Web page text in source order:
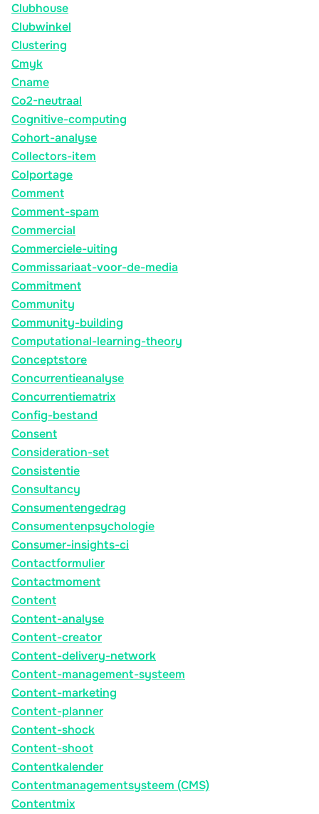
Clubhouse
Clubwinkel
Clustering
Cmyk
Cname
Co2-neutraal
Cognitive-computing
Cohort-analyse
Collectors-item
Colportage
Comment
Comment-spam
Commercial
Commerciele-uiting
Commissariaat-voor-de-media
Commitment
Community
Community-building
Computational-learning-theory
Conceptstore
Concurrentieanalyse
Concurrentiematrix
Config-bestand
Consent
Consideration-set
Consistentie
Consultancy
Consumentengedrag
Consumentenpsychologie
Consumer-insights-ci
Contactformulier
Contactmoment
Content
Content-analyse
Content-creator
Content-delivery-network
Content-management-systeem
Content-marketing
Content-planner
Content-shock
Content-shoot
Contentkalender
Contentmanagementsysteem (CMS)
Contentmix